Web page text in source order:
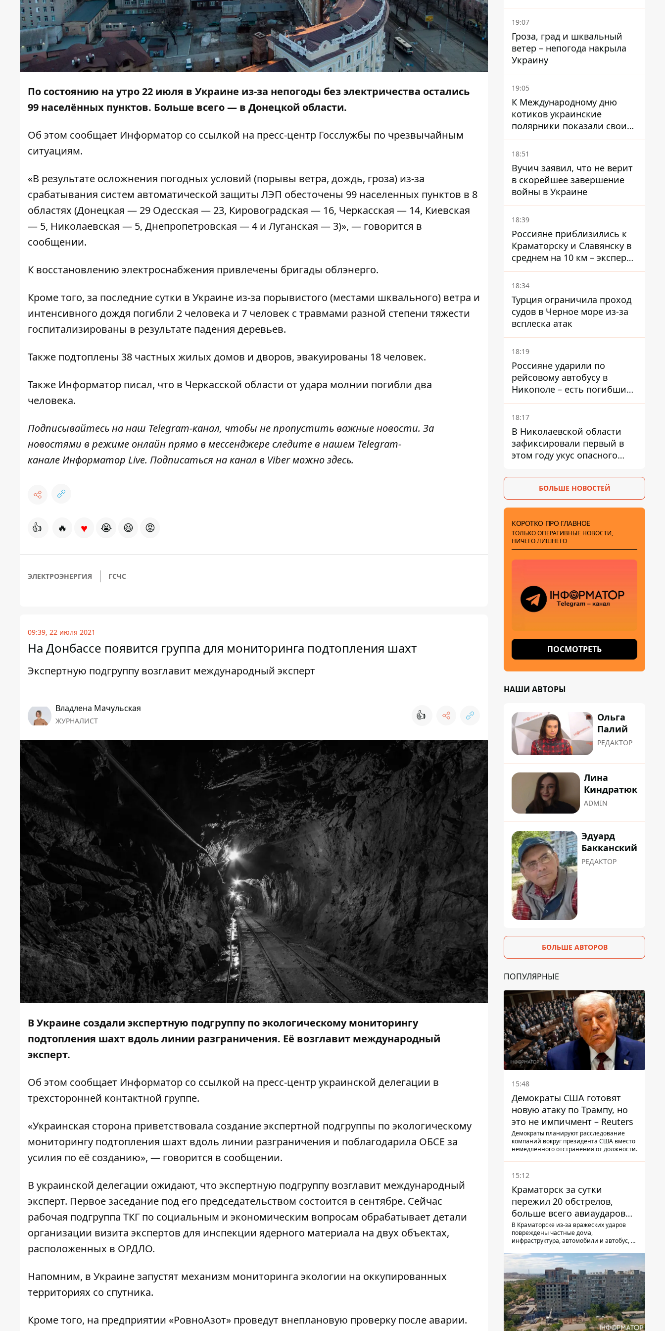
По состоянию на утро 22 июля в Украине из-за непогоды без электричества остались
99 населённых пунктов. Больше всего — в Донецкой области.
Об этом сообщает Информатор со ссылкой на пресс-центр Госслужбы по чрезвычайным
ситуациям.
«В результате осложнения погодных условий (порывы ветра, дождь, гроза) из-за
срабатывания систем автоматической защиты ЛЭП обесточены 99 населенных пунктов в 8
областях (Донецкая — 29 Одесская — 23, Кировоградская — 16, Черкасская — 14, Киевская
— 5, Николаевская — 5, Днепропетровская — 4 и Луганская — 3)», — говорится в
сообщении.
К восстановлению электроснабжения привлечены бригады облэнерго.
Кроме того, за последние сутки в Украине из-за порывистого (местами шквального) ветра и
интенсивного дождя погибли 2 человека и 7 человек с травмами разной степени тяжести
госпитализированы в результате падения деревьев.
Также подтоплены 38 частных жилых домов и дворов, эвакуированы 18 человек.
Также Информатор писал, что в Черкасской области от удара молнии погибли два
человека.
Подписывайтесь на наш Telegram-канал, чтобы не пропустить важные новости. За
новостями в режиме онлайн прямо в мессенджере следите в нашем Telegram-
канале Информатор Live. Подписаться на канал в Viber можноздесь.
👍 🔥 ♥ 😭 😆 😡
ЭЛЕКТРОЭНЕРГИЯ ГСЧС
09:39, 22 июля 2021
На Донбассе появится группа для мониторинга подтопления шахт
Экспертную подгруппу возглавит международный эксперт
Владлена Мачульская
ЖУРНАЛИСТ 👍
В Украине создали экспертную подгруппу по экологическому мониторингу
подтопления шахт вдоль линии разграничения. Её возглавит международный
эксперт.
Об этом сообщает Информатор со ссылкой на пресс-центрукраинской делегации в
трехсторонней контактной группе.
«Украинская сторона приветствовала создание экспертной подгруппы по экологическому
мониторингу подтопления шахт вдоль линии разграничения и поблагодарила ОБСЕ за
усилия по её созданию», — говорится в сообщении.
В украинской делегации ожидают, что экспертную подгруппу возглавит международный
эксперт. Первое заседание под его председательством состоится в сентябре. Сейчас
рабочая подгруппа ТКГ по социальным и экономическим вопросам обрабатывает детали
организации визита экспертов для инспекции ядерного материала на двух объектах,
расположенных в ОРДЛО.
Напомним, в Украинезапустят механизм мониторинга экологии на оккупированных
территориях со спутника.
Кроме того, на предприятии «РовноАзот» проведут внеплановую проверку после аварии.
ленивые менеджеры и
каннибализм
19:07
Гроза, град и шквальный
ветер – непогода накрыла
Украину
19:05
К Международному дню
котиков украинские
полярники показали своих
полярников в Антарктиде
18:51
Вучич заявил, что не верит
в скорейшее завершение
войны в Украине
18:39
Россияне приблизились к
Краматорску и Славянску в
среднем на 10 км – эксперт
предупредил об усилении
наступления
18:34
Турция ограничила проход
судов в Черное море из-за
всплеска атак
18:19
Россияне ударили по
рейсовому автобусу в
Никополе – есть погибший
и раненые
18:17
В Николаевской области
зафиксировали первый в
этом году укус опасного
БОЛЬШЕ НОВОСТЕЙ
КОРОТКО ПРО ГЛАВНОЕ
ТОЛЬКО ОПЕРАТИВНЫЕ НОВОСТИ,
НИЧЕГО ЛИШНЕГО
ПОСМОТРЕТЬ
НАШИ АВТОРЫ
Ольга
Палий
РЕДАКТОР
Лина
Киндратюк
ADMIN
Эдуард
Бакканский
РЕДАКТОР
БОЛЬШЕ АВТОРОВ
ПОПУЛЯРНЫЕ
15:48
Демократы США готовят
новую атаку по Трампу, но
это не импичмент – Reuters
Демократы планируют расследование
компаний вокруг президента США вместо
немедленного отстранения от должности.
15:12
Краматорск за сутки
пережил 20 обстрелов,
больше всего авиаударов
КАБ-250
В Краматорске из-за вражеских ударов
повреждены частные дома,
инфраструктура, автомобили и автобус, а
человек и еще 15 получили ранения